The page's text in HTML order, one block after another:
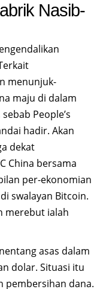
Nasib-
menunjuk-
maju di dalam
People’s
hadir. Akan
dekat
China bersama
per-ekonomian
swalayan Bitcoin.
merebut ialah
asas dalam
dolar. Situasi itu
pembersihan dana.